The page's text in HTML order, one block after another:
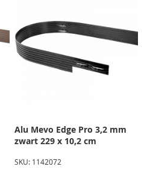
Alu Mevo Edge Pro 3,2 mm
zwart 229 x 10,2 cm
SKU: 1142072